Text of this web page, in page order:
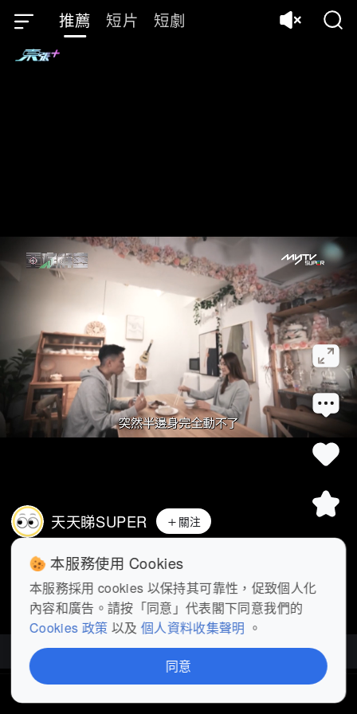
推薦 短片 短劇
天天睇SUPER 關注
年輕無三高 點解突發中風？ #健康知多少
#重症解密 #健康 #醫療 #醫學
查看更多
重症解密| 7部影片
本服務使用 Cookies
本服務採用 cookies 以保持其可靠性，促致個人化
內容和廣告。請按「同意」代表閣下同意我們的
Cookies 政策 以及 個人資料收集聲明 。
同意